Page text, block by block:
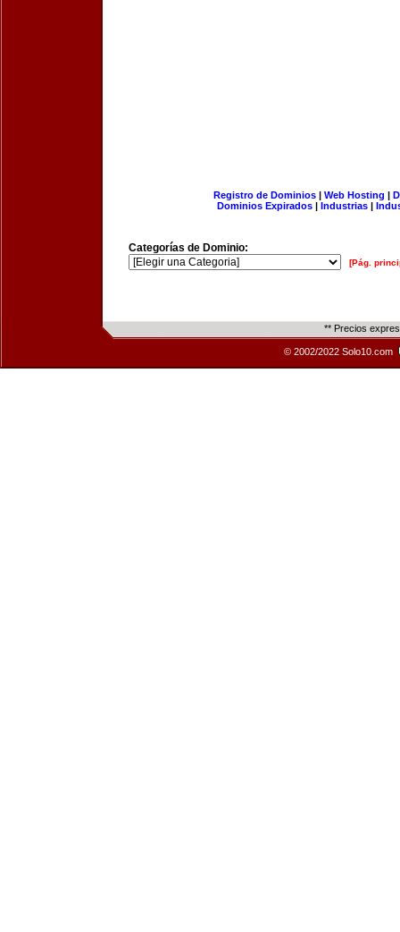
Registro de Dominios| Web Hosting |
Dominios Expirados | Industrias |
Categorías de Dominio:
[Pág.
** Precios
© 2002/2022 Solo10.com